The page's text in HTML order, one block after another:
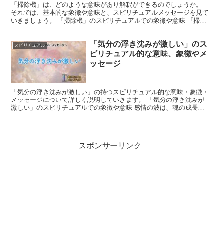
「掃除機」は、どのような意味があり解釈ができるのでしょうか。
それでは、基本的な象徴や意味と、スピリチュアルメッセージを見て
いきましょう。 「掃除機」のスピリチュアルでの象徴や意味 「掃除
スピリチュアル
「気分の浮き沈みが激しい」のス
ピリチュアル的な意味、象徴やメ
ッセージ
「気分の浮き沈みが激しい」の持つスピリチュアル的な意味・象徴・
メッセージについて詳しく説明していきます。 「気分の浮き沈みが
激しい」のスピリチュアルでの象徴や意味 感情の波は、魂の成長と
スポンサーリンク